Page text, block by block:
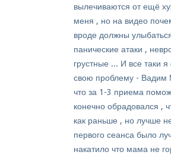
вылечиваются от ещё
меня , но на видео
вроде должны
панические атаки ,
грустные ... И все таки
свою проблему - Вадим
что за 1-3 приема
конечно обрадовался ,
как раньше , но лучше
первого сеанса было
накатило что мама не